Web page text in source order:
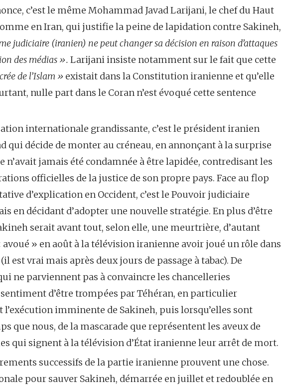
c’est le même Mohammad Javad Larijani, le chef du Haut
en Iran, qui justifie la peine de lapidation contre Sakineh,
judiciaire (iranien) ne peut changer sa décision en raison d’attaques
des médias ». Larijani insiste notamment sur le fait que cette
de l’Islam » existait dans la Constitution iranienne et qu’elle
nulle part dans le Coran n’est évoqué cette sentence
internationale grandissante, c’est le président iranien
qui décide de monter au créneau, en annonçant à la surprise
n’avait jamais été condamnée à être lapidée, contredisant les
officielles de la justice de son propre pays. Face au flop
d’explication en Occident, c’est le Pouvoir judiciaire
en décidant d’adopter une nouvelle stratégie. En plus d’être
serait avant tout, selon elle, une meurtrière, d’autant
avoué » en août à la télévision iranienne avoir joué un rôle dans
est vrai mais après deux jours de passage à tabac). De
ne parviennent pas à convaincre les chancelleries
d’être trompées par Téhéran, en particulier
l’exécution imminente de Sakineh, puis lorsqu’elles sont
que nous, de la mascarade que représentent les aveux de
qui signent à la télévision d’État iranienne leur arrêt de mort.
successifs de la partie iranienne prouvent une chose.
pour sauver Sakineh, démarrée en juillet et redoublée en